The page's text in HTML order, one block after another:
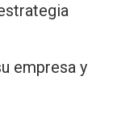
empresa y